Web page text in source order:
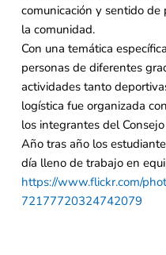
comunicación y sentido
la comunidad.
Con una temática
personas de diferentes
actividades tanto
logística fue organizada
los integrantes del
Año tras año los
día lleno de trabajo en
https://www.flickr.com/
72177720324742079